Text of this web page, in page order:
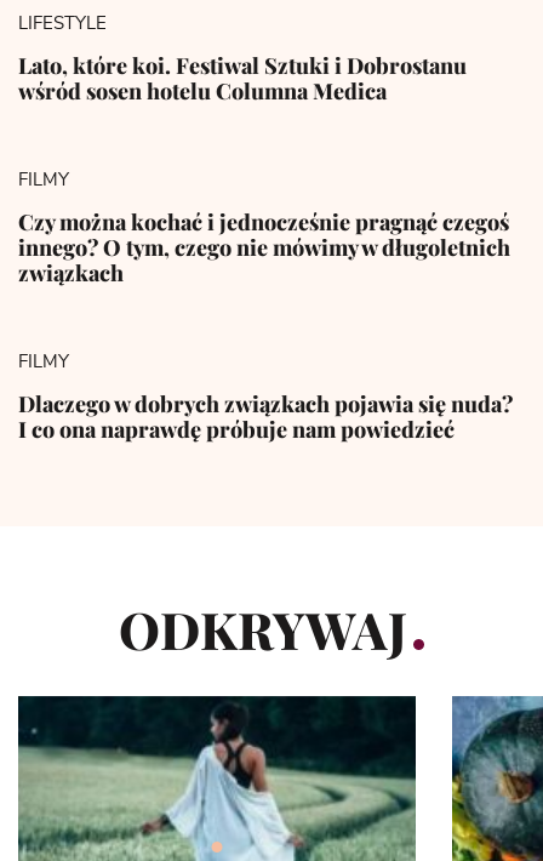
LIFESTYLE
Lato, które koi. Festiwal Sztuki i Dobrostanu
wśród sosen hotelu Columna Medica
FILMY
Czy można kochać i jednocześnie pragnąć czegoś
innego? O tym, czego nie mówimy w długoletnich
związkach
FILMY
Dlaczego w dobrych związkach pojawia się nuda?
I co ona naprawdę próbuje nam powiedzieć
ODKRYWAJ